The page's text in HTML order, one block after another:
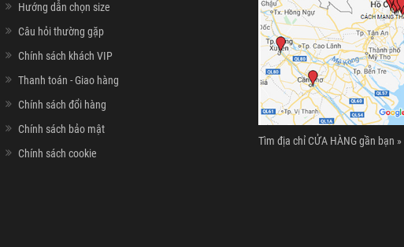
Hướng dẫn chọn size
Câu hỏi thường gặp
Chính sách khách VIP
Thanh toán - Giao hàng
Chính sách đổi hàng
Chính sách bảo mật
Chính sách cookie
Tìm địa chỉ CỬA HÀNG gần bạn »